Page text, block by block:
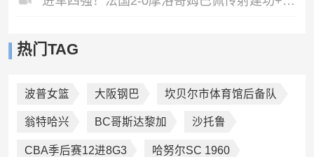
热门TAG
波普女篮 大阪钢巴 坎贝尔市体育馆后备队
翁特哈兴 BC哥斯达黎加 沙托鲁
CBA季后赛12进8G3 哈努尔SC 1960